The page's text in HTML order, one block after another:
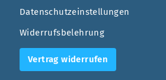
Datenschutzeinstellungen
Widerrufsbelehrung
Vertrag widerrufen